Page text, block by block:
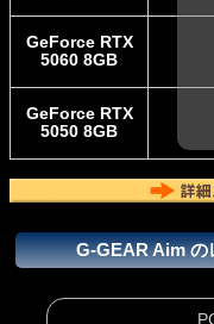
GeForce RTX
5060 8GB
GeForce RTX
5050 8GB
G-GEAR Aim の